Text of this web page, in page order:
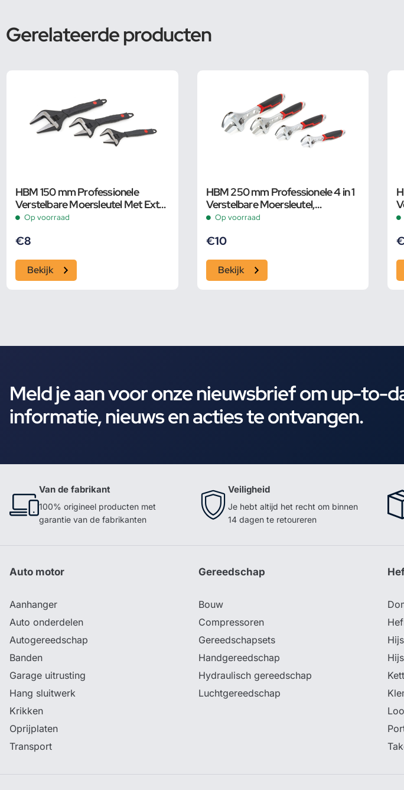
Gerelateerde producten
HBM 150 mm Professionele
Verstelbare Moersleutel Met Extra
Groot Bereik en Extra Smalle Bek
Op voorraad
€8
Bekijk
HBM 250 mm Professionele 4 in 1
Verstelbare Moersleutel,
Pijpsleutel
Op voorraad
€10
Bekijk
€
Meld je aan voor onze nieuwsbrief om up-to-
informatie, nieuws en acties te ontvangen.
Van de fabrikant
100% origineel producten met
garantie van de fabrikanten
Veiligheid
Je hebt altijd het recht om binnen
14 dagen te retoureren
Auto motor
Aanhanger
Auto onderdelen
Autogereedschap
Banden
Garage uitrusting
Hang sluitwerk
Krikken
Oprijplaten
Transport
Gereedschap
Bouw
Compressoren
Gereedschapsets
Handgereedschap
Hydraulisch gereedschap
Luchtgereedschap